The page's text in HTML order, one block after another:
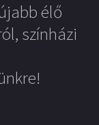
élő
színházi